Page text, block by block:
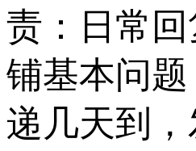
责：日常
铺基本问
递几天到